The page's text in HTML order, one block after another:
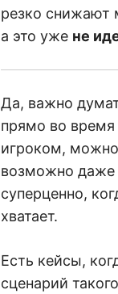
резко снижают
а это уже не
Да, важно
прямо во время
игроком, можно
возможно даже
суперценно,
хватает.
Есть кейсы,
сценарий